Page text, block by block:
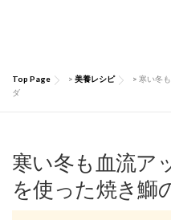
お買い物ガイド 肌に
お問い合わせ マ
Top Page > 美養レシピ > 寒い冬
ダ
寒い冬も血流ア
を使った焼き鰤